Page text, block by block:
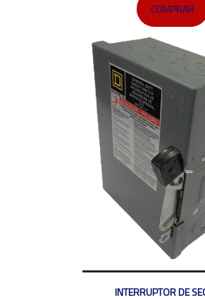
COMPRAR
INTERRUPTOR DE